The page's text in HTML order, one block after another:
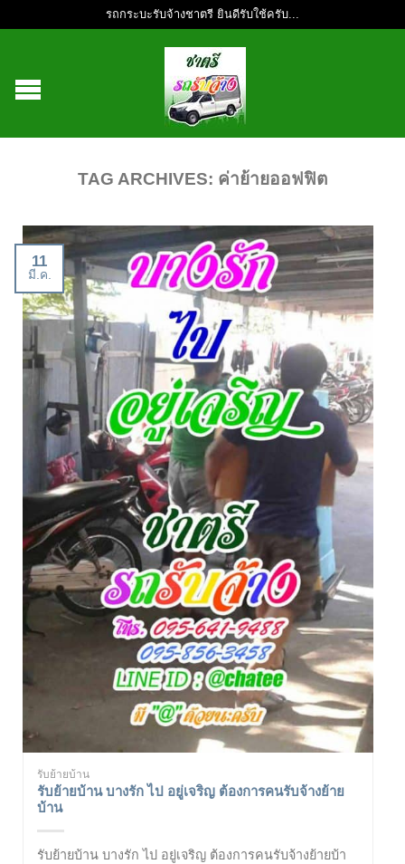
รถกระบะรับจ้างชาตรี ยินดีรับใช้ครับ...
TAG ARCHIVES: ค่าย้ายออฟฟิต
11
มี.ค.
รับย้ายบ้าน
รับย้ายบ้าน บางรัก ไป อยู่เจริญ ต้องการคนรับจ้างย้าย
บ้าน
รับย้ายบ้าน บางรัก ไป อยู่เจริญ ต้องการคนรับจ้างย้ายบ้า